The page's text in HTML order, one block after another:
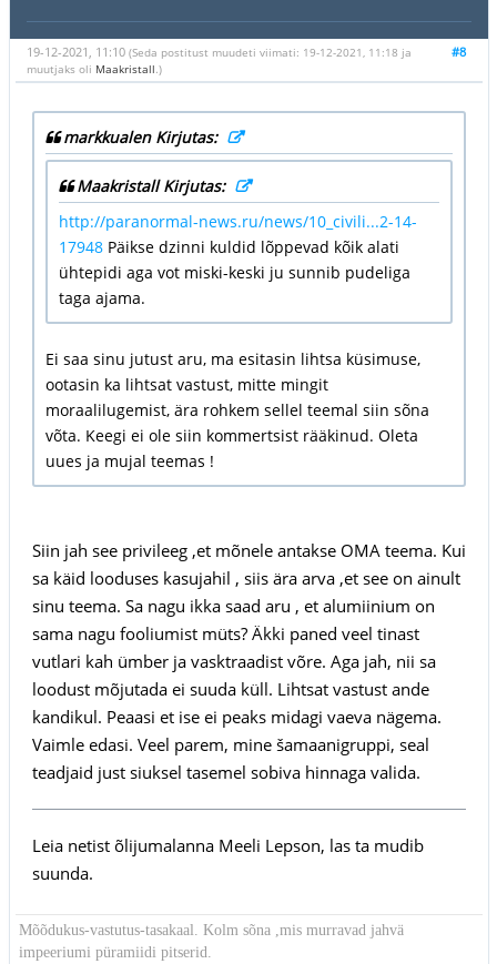
#8
19-12-2021, 11:10 (Seda postitust muudeti viimati: 19-12-2021, 11:18 ja
muutjaks oli Maakristall .)
markkualen Kirjutas:
Maakristall Kirjutas:
http://paranormal-news.ru/news/10_civili...2-14-
17948Päikse dzinni kuldid lõppevad kõik alati
ühtepidi aga vot miski-keski ju sunnib pudeliga
taga ajama.
Ei saa sinu jutust aru, ma esitasin lihtsa küsimuse,
ootasin ka lihtsat vastust, mitte mingit
moraalilugemist, ära rohkem sellel teemal siin sõna
võta. Keegi ei ole siin kommertsist rääkinud. Oleta
uues ja mujal teemas !
Siin jah see privileeg ,et mõnele antakse OMA teema. Kui
sa käid looduses kasujahil , siis ära arva ,et see on ainult
sinu teema. Sa nagu ikka saad aru , et alumiinium on
sama nagu fooliumist müts? Äkki paned veel tinast
vutlari kah ümber ja vasktraadist võre. Aga jah, nii sa
loodust mõjutada ei suuda küll. Lihtsat vastust ande
kandikul. Peaasi et ise ei peaks midagi vaeva nägema.
Vaimle edasi. Veel parem, mine šamaanigruppi, seal
teadjaid just siuksel tasemel sobiva hinnaga valida.
Leia netist õlijumalanna Meeli Lepson, las ta mudib
suunda.
Mõõdukus-vastutus-tasakaal. Kolm sõna ,mis murravad jahvä
impeeriumi püramiidi pitserid.